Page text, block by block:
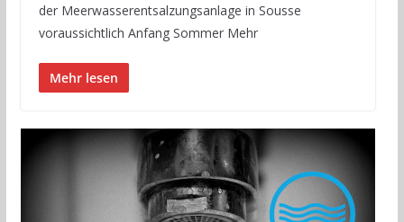
der Meerwasserentsalzungsanlage in Sousse
voraussichtlich Anfang Sommer Mehr
Mehr lesen